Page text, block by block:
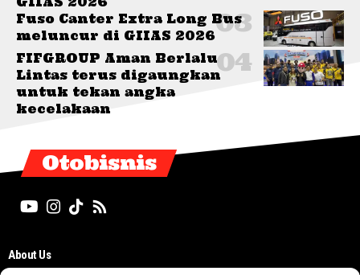
Fuso Canter Extra Long Bus
meluncur di GIIAS 2026
FIFGROUP Aman Berlalu
Lintas terus digaungkan
untuk tekan angka
kecelakaan
Otobisnis
About Us